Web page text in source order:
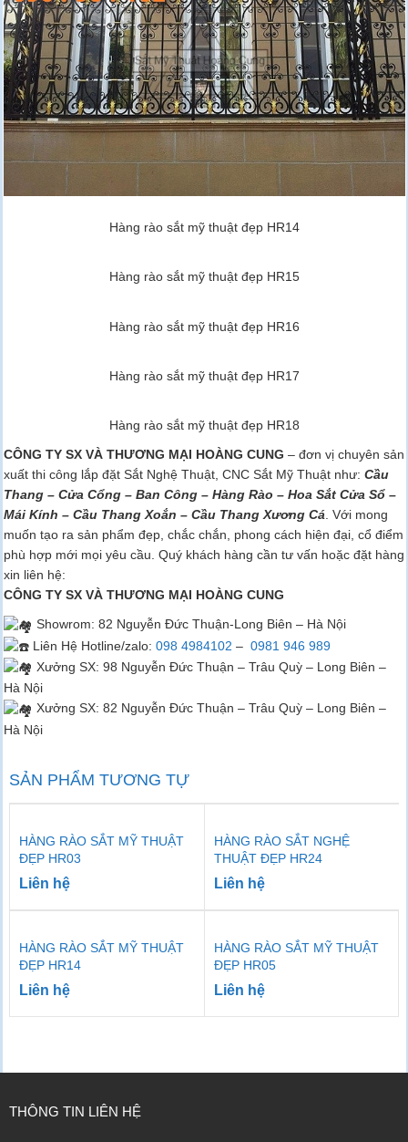
Hàng rào sắt mỹ thuật đẹp HR14
Hàng rào sắt mỹ thuật đẹp HR15
Hàng rào sắt mỹ thuật đẹp HR16
Hàng rào sắt mỹ thuật đẹp HR17
Hàng rào sắt mỹ thuật đẹp HR18
CÔNG TY SX VÀ THƯƠNG MẠI HOÀNG CUNG – đơn vị chuyên sản
xuất thi công lắp đặt Sắt Nghệ Thuật, CNC Sắt Mỹ Thuật như: Cầu
Thang – Cửa Cổng – Ban Công – Hàng Rào – Hoa Sắt Cửa Sổ –
Mái Kính – Cầu Thang Xoắn – Cầu Thang Xương Cá. Với mong
muốn tạo ra sản phẩm đẹp, chắc chắn, phong cách hiện đại, cổ điểm
phù hợp mới mọi yêu cầu. Quý khách hàng cần tư vấn hoặc đặt hàng
xin liên hệ:
CÔNG TY SX VÀ THƯƠNG MẠI HOÀNG CUNG
Showrom: 82 Nguyễn Đức Thuận-Long Biên – Hà Nội
Liên Hệ Hotline/zalo: 098 4984102 – 0981 946 989
Xưởng SX: 98 Nguyễn Đức Thuận – Trâu Quỳ – Long Biên –
Hà Nội
Xưởng SX: 82 Nguyễn Đức Thuận – Trâu Quỳ – Long Biên –
Hà Nội
SẢN PHẨM TƯƠNG TỰ
HÀNG RÀO SẮT MỸ THUẬT
ĐẸP HR03
Liên hệ
HÀNG RÀO SẮT NGHỆ
THUẬT ĐẸP HR24
Liên hệ
HÀNG RÀO SẮT MỸ THUẬT
ĐẸP HR14
Liên hệ
HÀNG RÀO SẮT MỸ THUẬT
ĐẸP HR05
Liên hệ
THÔNG TIN LIÊN HỆ